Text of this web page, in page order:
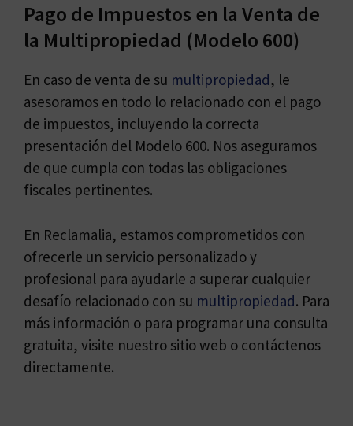
Pago de Impuestos en la Venta de
la Multipropiedad (Modelo 600)
En caso de venta de su multipropiedad, le
asesoramos en todo lo relacionado con el pago
de impuestos, incluyendo la correcta
presentación del Modelo 600. Nos aseguramos
de que cumpla con todas las obligaciones
fiscales pertinentes.
En Reclamalia, estamos comprometidos con
ofrecerle un servicio personalizado y
profesional para ayudarle a superar cualquier
desafío relacionado con su multipropiedad. Para
más información o para programar una consulta
gratuita, visite nuestro sitio web o contáctenos
directamente.